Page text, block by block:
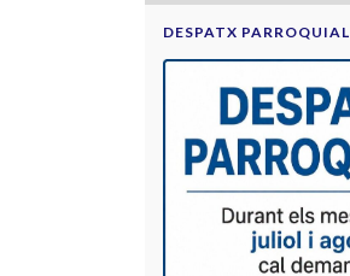
DESPATX PARROQUIAL